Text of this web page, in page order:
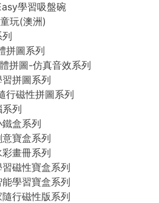
學習吸盤碗
玩(澳洲)
拼圖系列
拼圖-仿真音效系列
拼圖系列
行磁性拼圖系列
列
盒系列
寶盒系列
畫冊系列
磁性寶盒系列
學習寶盒系列
行磁性版系列